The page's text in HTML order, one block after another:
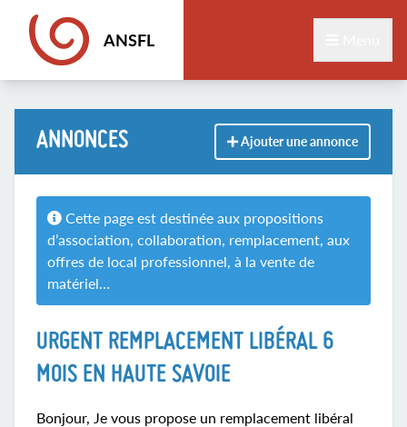
ANSFL
ANNONCES Ajouter une annonce
Cette page est destinée aux propositions
d’association, collaboration, remplacement, aux
offres de local professionnel, à la vente de
matériel…
URGENT REMPLACEMENT LIBÉRAL 6
MOIS EN HAUTE SAVOIE
Bonjour, Je vous propose un remplacement libéral